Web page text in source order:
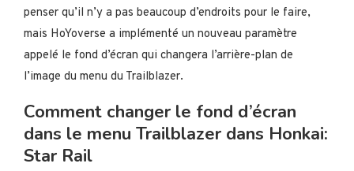
penser qu’il n’y a pas beaucoup d’endroits pour le faire,
mais HoYoverse a implémenté un nouveau paramètre
appelé le fond d’écran qui changera l’arrière-plan de
l’image du menu du Trailblazer.
Comment changer le fond d’écran
dans le menu Trailblazer dans Honkai:
Star Rail